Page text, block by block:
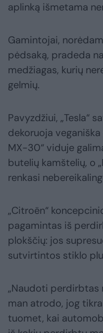
aplinką išmetama
Gamintojai,
pėdsaką, pradeda
medžiagas, kurių
gelmių.
Pavyzdžiui, „Tesla“
dekoruoja
MX-30“ viduje
butelių kamštelių, o
renkasi
„Citroën“
pagamintas iš
plokščių: jos
sutvirtintos stiklo
„Naudoti perdirbtas
man atrodo, jog
tuomet, kai